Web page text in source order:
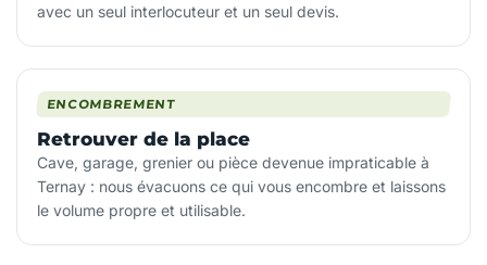
avec un seul interlocuteur et un seul devis.
ENCOMBREMENT
Retrouver de la place
Cave, garage, grenier ou pièce devenue impraticable à
Ternay : nous évacuons ce qui vous encombre et laissons
le volume propre et utilisable.